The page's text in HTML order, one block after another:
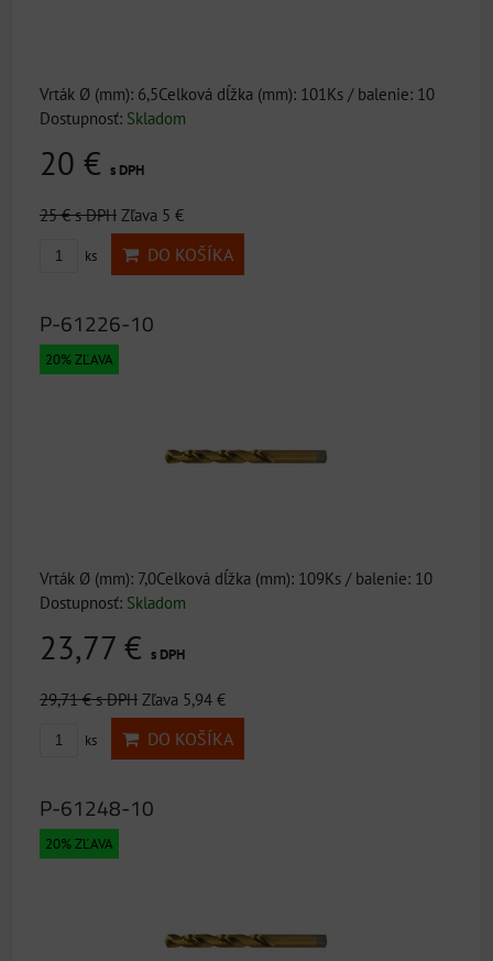
Vrták Ø (mm): 6,5Celková dĺžka (mm): 101Ks / balenie: 10
Dostupnosť: Skladom
20 € s DPH
25 €s DPH Zľava 5 €
ks DO KOŠÍKA
P-61226-10
20% ZĽAVA
Vrták Ø (mm): 7,0Celková dĺžka (mm): 109Ks / balenie: 10
Dostupnosť: Skladom
23,77 € s DPH
29,71 €s DPH Zľava 5,94 €
ks DO KOŠÍKA
P-61248-10
20% ZĽAVA